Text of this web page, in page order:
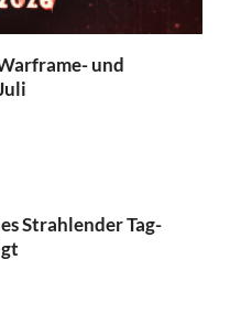
und
Strahlender Tag-